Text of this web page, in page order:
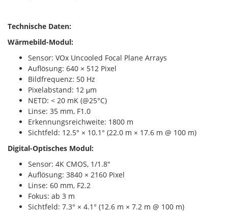
Technische Daten:
Wärmebild-Modul:
Sensor: VOx Uncooled Focal Plane Arrays
Auflösung: 640 × 512 Pixel
Bildfrequenz: 50 Hz
Pixelabstand: 12 μm
NETD: < 20 mK (@25°C)
Linse: 35 mm, F1.0
Erkennungsreichweite: 1800 m
Sichtfeld: 12.5° × 10.1° (22.0 m × 17.6 m @ 100 m)
Digital-Optisches Modul:
Sensor: 4K CMOS, 1/1.8"
Auflösung: 3840 × 2160 Pixel
Linse: 60 mm, F2.2
Fokus: ab 3 m
Sichtfeld: 7.3° × 4.1° (12.6 m × 7.2 m @ 100 m)